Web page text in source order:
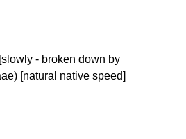
- broken down by
[natural native speed]